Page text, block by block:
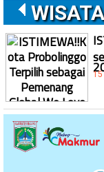
WISATA